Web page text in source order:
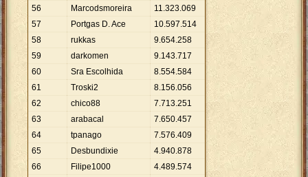
56
Marcodsmoreira 11.323.069
57
Portgas D. Ace 10.597.514
58
rukkas 9.654.258
59
darkomen 9.143.717
60
Sra Escolhida 8.554.584
61
Troski2 8.156.056
62
chico88 7.713.251
63
arabacal 7.650.457
64
tpanago 7.576.409
65
Desbundixie 4.940.878
66
Filipe1000 4.489.574